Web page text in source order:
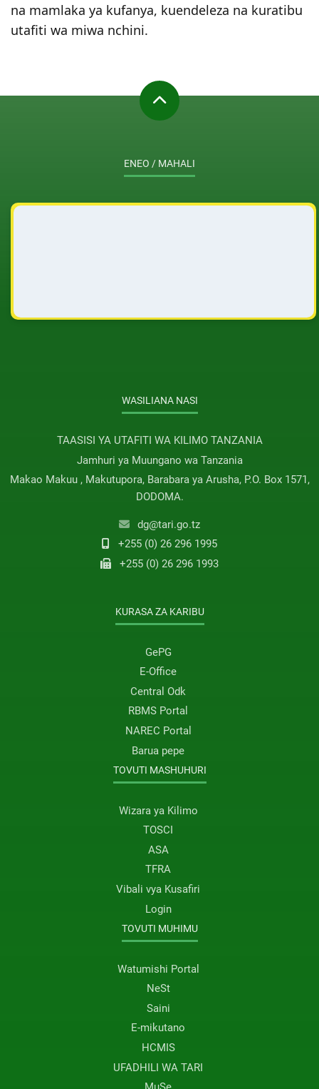
na mamlaka ya kufanya, kuendeleza na kuratibu
utafiti wa miwa nchini.
ENEO / MAHALI
WASILIANA NASI
TAASISI YA UTAFITI WA KILIMO TANZANIA
Jamhuri ya Muungano wa Tanzania
Makao Makuu , Makutupora, Barabara ya Arusha, P.O. Box 1571,
DODOMA.
dg@tari.go.tz
+255 (0) 26 296 1995
+255 (0) 26 296 1993
KURASA ZA KARIBU
GePG
E-Office
Central Odk
RBMS Portal
NAREC Portal
Barua pepe
TOVUTI MASHUHURI
Wizara ya Kilimo
TOSCI
ASA
TFRA
Vibali vya Kusafiri
Login
TOVUTI MUHIMU
Watumishi Portal
NeSt
Saini
E-mikutano
HCMIS
UFADHILI WA TARI